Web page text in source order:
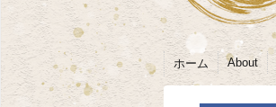
ホーム About